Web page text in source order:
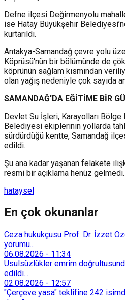
Defne ilçesi Değirmenyolu
ise Hatay Büyükşehir
kurtarıldı.
Antakya-Samandağ çevre yolu
Köprüsü'nün bir bölümünde de
köprünün sağlam kısmından
olan yağış nedeniyle çok sayıda
SAMANDAĞ'DA EĞİTİME BİR
Devlet Su İşleri, Karayolları
Belediyesi ekiplerinin yollarda
sürdürdüğü kentte, Samandağ
edildi.
Şu ana kadar yaşanan felakete
resmi bir açıklama henüz gelmedi.
hataysel
En çok okunanlar
Ceza hukukçusu Prof. Dr. İzzet
yorumu...
06.08.2026 - 11:34
Usulsüzlükler emrim
edildi...
02.08.2026 - 12:57
"Çerçeve yasa" teklifine 242